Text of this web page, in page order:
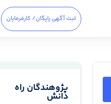
ثبت آگهی رایگان/ کارفرمایان
پژوهندگان راه
دانش